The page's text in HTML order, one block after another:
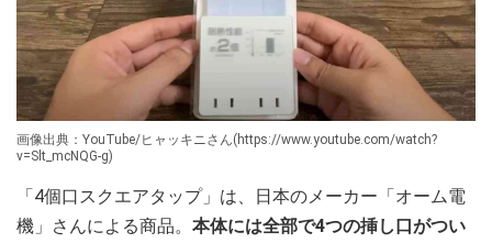
画像出典：YouTube/ヒャッキニさん(https://www.youtube.com/watch?
v=Slt_mcNQG-g)
「4個口スクエアタップ」は、日本のメーカー「オーム電
機」さんによる商品。 本体には全部で4つの挿し口がつい